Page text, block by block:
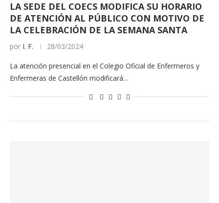
LA SEDE DEL COECS MODIFICA SU HORARIO
DE ATENCIÓN AL PÚBLICO CON MOTIVO DE
LA CELEBRACIÓN DE LA SEMANA SANTA
por I. F. 28/03/2024
La atención presencial en el Colegio Oficial de Enfermeros y
Enfermeras de Castellón modificará…